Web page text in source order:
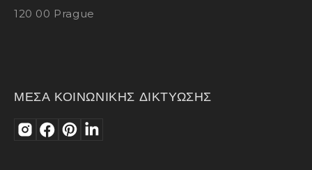
120 00 Prague
ΜΕΣΑ ΚΟΙΝΩΝΙΚΗΣ ΔΙΚΤΥΩΣΗΣ